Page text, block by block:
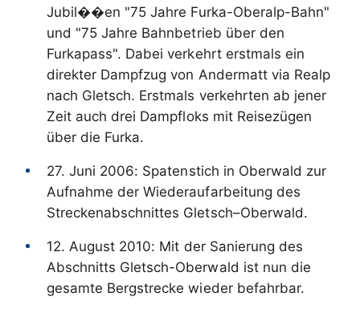
Jubil��en "75 Jahre Furka-Oberalp-Bahn"
und "75 Jahre Bahnbetrieb über den
Furkapass". Dabei verkehrt erstmals ein
direkter Dampfzug von Andermatt via Realp
nach Gletsch. Erstmals verkehrten ab jener
Zeit auch drei Dampfloks mit Reisezügen
über die Furka.
27. Juni 2006: Spatenstich in Oberwald zur
Aufnahme der Wiederaufarbeitung des
Streckenabschnittes Gletsch–Oberwald.
12. August 2010: Mit der Sanierung des
Abschnitts Gletsch-Oberwald ist nun die
gesamte Bergstrecke wieder befahrbar.